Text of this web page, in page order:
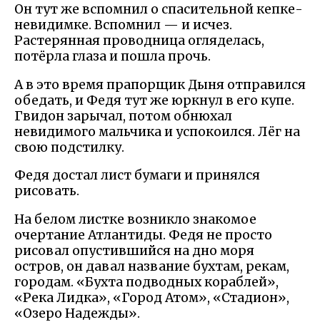
Он тут же вспомнил о спасительной кепке-
невидимке. Вспомнил — и исчез.
Растерянная проводница огляделась,
потёрла глаза и пошла прочь.
А в это время прапорщик Дыня отправился
обедать, и Федя тут же юркнул в его купе.
Гвидон зарычал, потом обнюхал
невидимого мальчика и успокоился. Лёг на
свою подстилку.
Федя достал лист бумаги и принялся
рисовать.
На белом листке возникло знакомое
очертание Атлантиды. Федя не просто
рисовал опустившийся на дно моря
остров, он давал название бухтам, рекам,
городам. «Бухта подводных кораблей»,
«Река Лидка», «Город Атом», «Стадион»,
«Озеро Надежды».